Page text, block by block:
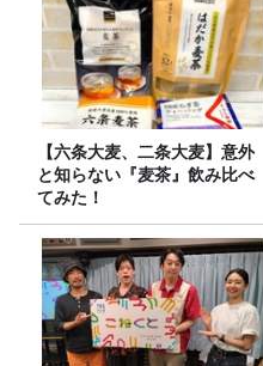
【六条大麦、二条大麦】意外
と知らない『麦茶』飲み比べ
てみた！